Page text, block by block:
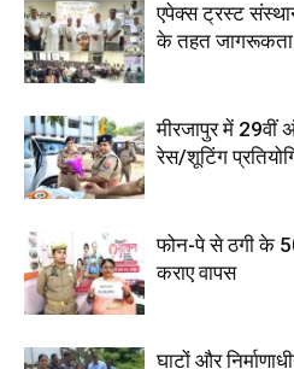
एपेक्स ट्रस्ट
के तहत जागरूकता
मीरजापुर में 29वीं
रेस/शूटिंग
फोन-पे से ठगी के
कराए वापस
घाटों और